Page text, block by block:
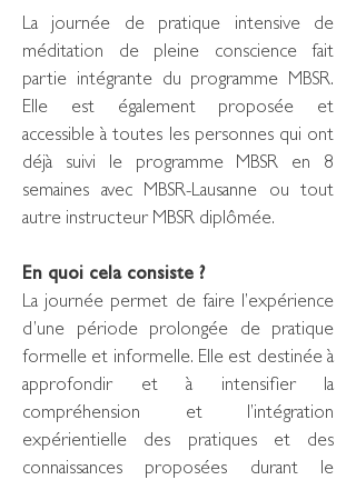
La journée de pratique intensive de
méditation de pleine conscience fait
partie intégrante du programme MBSR.
Elle est également proposée et
accessible à toutes les personnes qui ont
déjà suivi le programme MBSR en 8
semaines avec MBSR-Lausanne ou tout
autre instructeur MBSR diplômée.
En quoi cela consiste ?
La journée permet de faire l’expérience
d’une période prolongée de pratique
formelle et informelle. Elle est destinée à
approfondir et à intensifier la
compréhension et l’intégration
expérientielle des pratiques et des
connaissances proposées durant le